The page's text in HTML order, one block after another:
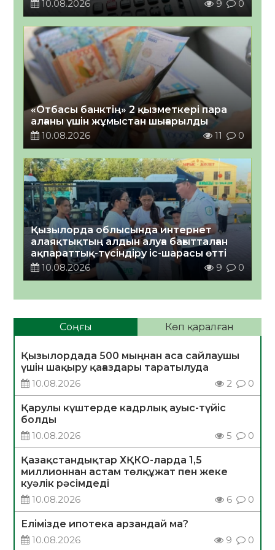
10.08.2026 9 0
«Отбасы банктің» 2 қызметкері пара
алғаны үшін жұмыстан шығарылды
10.08.2026
11 0
Қызылорда облысында интернет
алаяқтықтың алдын алуға бағытталған
ақпараттық-түсіндіру іс-шарасы өтті
10.08.2026
9 0
Соңғы Көп қаралған
Қызылордада 500 мыңнан аса сайлаушы
үшін шақыру қағаздары таратылуда
10.08.2026
2 0
Қарулы күштерде кадрлық ауыс-түйіс
болды
10.08.2026
5 0
Қазақстандықтар ХҚКО-ларда 1,5
миллионнан астам төлқұжат пен жеке
куәлік рәсімдеді
10.08.2026
6 0
Елімізде ипотека арзандай ма?
10.08.2026
9 0